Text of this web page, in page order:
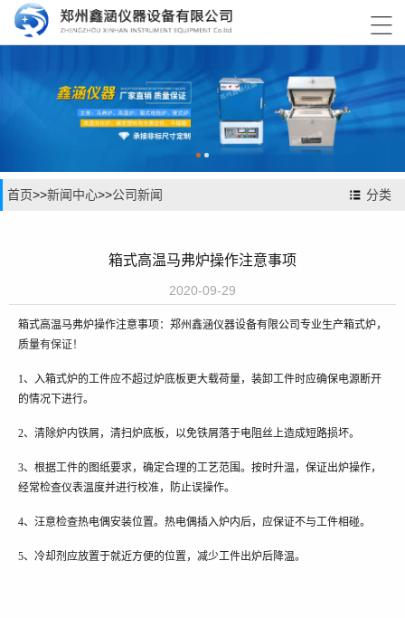

分类
首页>>新闻中心>>公司新闻
箱式高温马弗炉操作注意事项
2020-09-29
箱式高温马弗炉操作注意事项：郑州鑫涵仪器设备有限公司专业生产箱式炉，
质量有保证 ！
1、 入箱式炉的工件应不超过炉底板更大载荷量，装卸工件时应确保电源断开
的情况下进行。
2、 清除炉内铁屑，清扫炉底板，以免铁屑落于电阻丝上造成短路损坏。
3、 根据工件的图纸要求，确定合理的工艺范围。按时升温，保证出炉操作，
经常检查仪表温度并进行校准，防止误操作。
4、 汪意检查热电偶安装位置。热电偶插入炉内后，应保证不与工件相碰。
5、 冷却剂应放置于就近方便的位置，减少工件出炉后降温。